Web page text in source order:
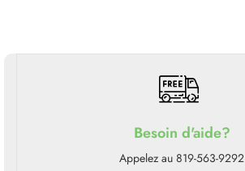
Besoin d'aide?
Appelez au 819-563-9292